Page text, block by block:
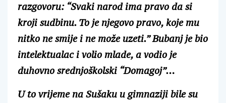
razgovoru: “Svaki narod ima pravo da si
kroji sudbinu. To je njegovo pravo, koje mu
nitko ne smije i ne može uzeti.” Bubanj je bio
intelektualac i volio mlade, a vodio je
duhovno srednjoškolski “Domagoj”…
U to vrijeme na Sušaku u gimnaziji bile su